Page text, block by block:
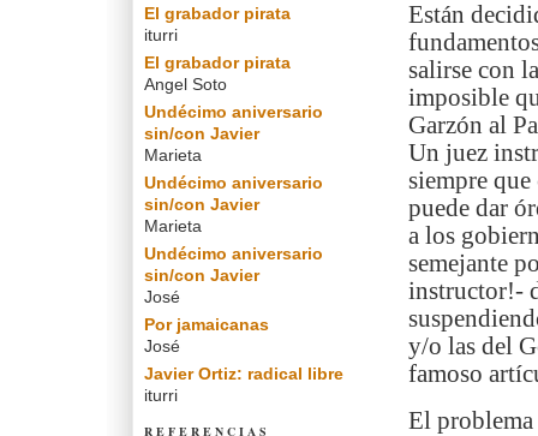
Están
salirse con
imposible
Garzón al
Un juez
siempre
puede dar
a los
semejante
instructor!-
y/o las del
famoso
El problema
El grabador pirata
iturri
El grabador pirata
Angel Soto
Undécimo aniversario
sin/con Javier
Marieta
Undécimo aniversario
sin/con Javier
Marieta
Undécimo aniversario
sin/con Javier
José
Por jamaicanas
José
Javier Ortiz: radical libre
iturri
REFERENCIAS